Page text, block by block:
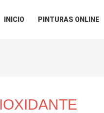
INICIO PINTURAS ONLINE